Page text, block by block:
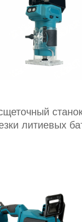
литиевых